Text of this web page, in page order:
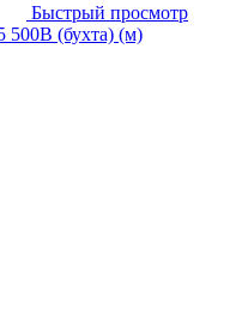
Быстрый просмотр
(бухта) (м)